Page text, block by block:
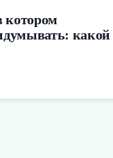
котором
какой